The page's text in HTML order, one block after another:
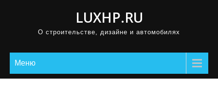
LUXHP.RU
О строительстве, дизайне и автомобилях
Меню